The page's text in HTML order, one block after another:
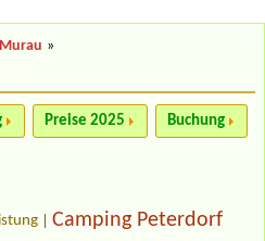
»
Preise 2025 Buchung
Camping Peterdorf